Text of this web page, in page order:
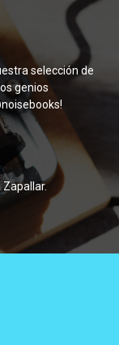
selección de
genios
Zapallar.